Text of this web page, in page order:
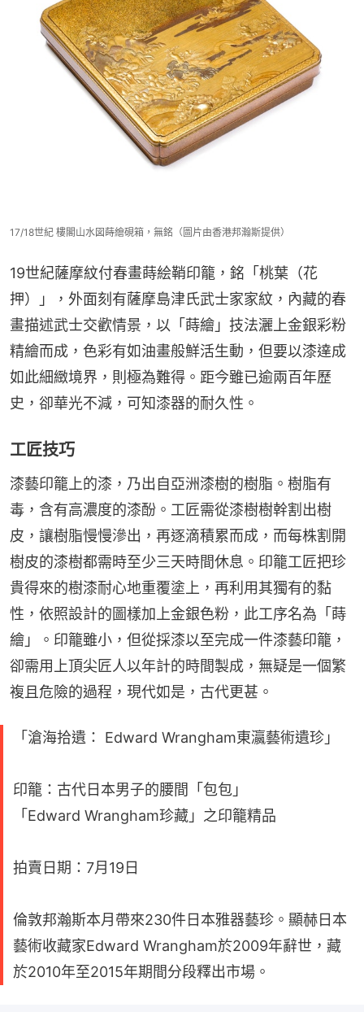
17/18世紀 樓閣山水図蒔繪硯箱，無銘（圖片由香港邦瀚斯提供）
19世紀薩摩紋付春畫蒔絵鞘印籠，銘「桃葉（花
押）」，外面刻有薩摩島津氏武士家家紋，內藏的春
畫描述武士交歡情景，以「蒔繪」技法灑上金銀彩粉
精繪而成，色彩有如油畫般鮮活生動，但要以漆達成
如此細緻境界，則極為難得。距今雖已逾兩百年歷
史，卻華光不減，可知漆器的耐久性。
工匠技巧
漆藝印籠上的漆，乃出自亞洲漆樹的樹脂。樹脂有
毒，含有高濃度的漆酚。工匠需從漆樹樹幹割出樹
皮，讓樹脂慢慢滲出，再逐滴積累而成，而每株割開
樹皮的漆樹都需時至少三天時間休息。印籠工匠把珍
貴得來的樹漆耐心地重覆塗上，再利用其獨有的黏
性，依照設計的圖樣加上金銀色粉，此工序名為「蒔
繪」。印籠雖小，但從採漆以至完成一件漆藝印籠，
卻需用上頂尖匠人以年計的時間製成，無疑是一個繁
複且危險的過程，現代如是，古代更甚。
「滄海拾遺： Edward Wrangham東瀛藝術遺珍」
印籠：古代日本男子的腰間「包包」
「Edward Wrangham珍藏」之印籠精品
拍賣日期：7月19日
倫敦邦瀚斯本月帶來230件日本雅器藝珍。顯赫日本
藝術收藏家Edward Wrangham於2009年辭世，藏
於2010年至2015年期間分段釋出市場。